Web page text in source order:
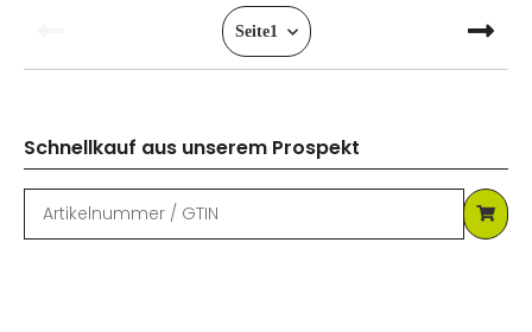
Seite1
Schnellkauf aus unserem Prospekt